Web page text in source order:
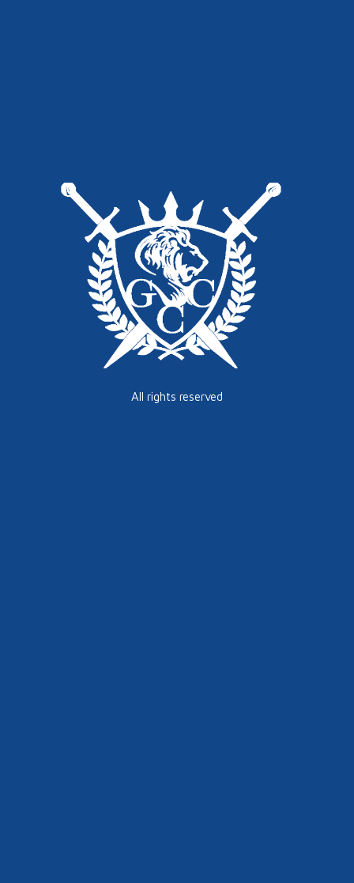
All rights reserved